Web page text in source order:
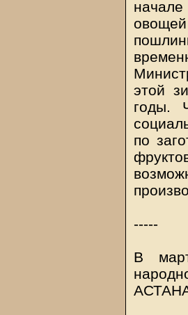
этой
годы.
по
-----
В